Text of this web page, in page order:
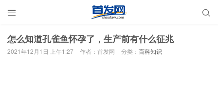
 
怎么知道孔雀鱼怀孕了，生产前有什么征兆
2021年12月1日 上午1:27 作者：首发网 分类： 百科知识